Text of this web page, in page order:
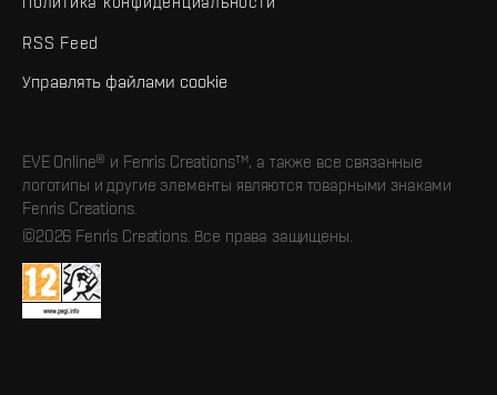
RSS Feed
Управлять файлами cookie
EVE Online® и Fenris Creations™, а также все связанные
логотипы и другие элементы являются товарными знаками
Fenris Creations.
©2026 Fenris Creations. Все права защищены.